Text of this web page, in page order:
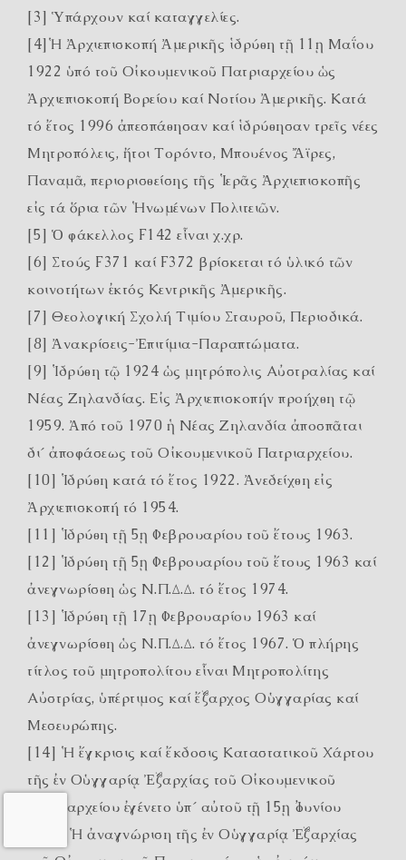
[3] Ὑπάρχουν καί καταγγελίες.
[4]Ἡ Ἀρχιεπισκοπή Ἀμερικῆς ἱδρύθη τῇ 11ῃ Μαΐου
1922 ὑπό τοῦ Οἰκουμενικοῦ Πατριαρχείου ὡς
Ἀρχιεπισκοπή Βορείου καί Νοτίου Ἀμερικῆς. Κατά
τό ἔτος 1996 ἀπεσπάθησαν καί ἱδρύθησαν τρεῖς νέες
Μητροπόλεις, ἤτοι Τορόντο, Μπουένος Ἄϊρες,
Παναμᾶ, περιορισθείσης τῆς Ἱερᾶς Ἀρχιεπισκοπῆς
εἰς τά ὅρια τῶν Ἡνωμένων Πολιτειῶν.
[5] Ὁ φάκελλος F142 εἶναι χ.χρ.
[6] Στούς F371 καί F372 βρίσκεται τό ὑλικό τῶν
κοινοτήτων ἐκτός Κεντρικῆς Ἀμερικῆς.
[7] Θεολογική Σχολή Τιμίου Σταυροῦ, Περιοδικά.
[8] Ἀνακρίσεις-Ἐπιτίμια-Παραπτώματα.
[9] Ἱδρύθη τῷ 1924 ὡς μητρόπολις Αὐστραλίας καί
Νέας Ζηλανδίας. Εἰς Ἀρχιεπισκοπήν προήχθη τῷ
1959. Ἀπό τοῦ 1970 ἡ Νέας Ζηλανδία ἀποσπᾶται
δι΄ ἀποφάσεως τοῦ Οἰκουμενικοῦ Πατριαρχείου.
[10] Ἱδρύθη κατά τό ἔτος 1922. Ἀνεδείχθη εἰς
Ἀρχιεπισκοπή τό 1954.
[11] Ἱδρύθη τῇ 5ῃ Φεβρουαρίου τοῦ ἔτους 1963.
[12] Ἱδρύθη τῇ 5ῃ Φεβρουαρίου τοῦ ἔτους 1963 καί
ἀνεγνωρίσθη ὡς Ν.Π.Δ.Δ. τό ἔτος 1974.
[13] Ἱδρύθη τῇ 17ῃ Φεβρουαρίου 1963 καί
ἀνεγνωρίσθη ὡς Ν.Π.Δ.Δ. τό ἔτος 1967. Ὁ πλήρης
τίτλος τοῦ μητροπολίτου εἶναι Μητροπολίτης
Αὐστρίας, ὑπέρτιμος καί ἔξαρχος Οὑγγαρίας καί
Μεσευρώπης.
[14] Ἡ ἔγκρισις καί ἔκδοσις Καταστατικοῦ Χάρτου
τῆς ἐν Οὑγγαρίᾳ Ἐξαρχίας τοῦ Οἰκουμενικοῦ
Πατριαρχείου ἐγένετο ὑπ΄ αὐτοῦ τῇ 15ῃ Ἰουνίου
1995. Ἡ ἀναγνώριση τῆς ἐν Οὑγγαρίᾳ Ἐξαρχίας